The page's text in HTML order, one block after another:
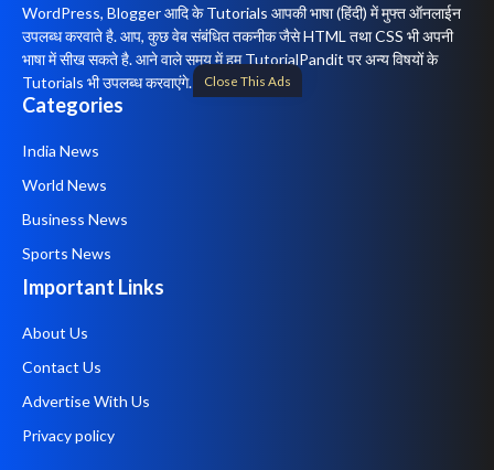
Close This Ads
WordPress, Blogger आदि के Tutorials आपकी भाषा (हिंदी) में मुफ्त ऑनलाईन
उपलब्ध करवाते है. आप, कुछ वेब संबंधित तकनीक जैसे HTML तथा CSS भी अपनी
भाषा में सीख सकते है. आने वाले समय में हम TutorialPandit पर अन्य विषयों के
Tutorials भी उपलब्ध करवाएंगे.
Categories
India News
World News
Business News
Sports News
Important Links
About Us
Contact Us
Advertise With Us
Privacy policy